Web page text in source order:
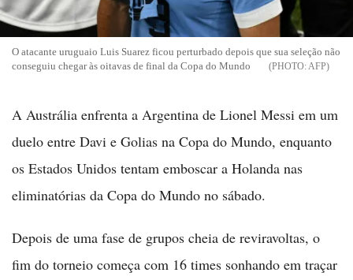
O atacante uruguaio Luis Suarez ficou perturbado depois que sua seleção não
conseguiu chegar às oitavas de final da Copa do Mundo
AFP
A Austrália enfrenta a Argentina de Lionel Messi em um
duelo entre Davi e Golias na Copa do Mundo, enquanto
os Estados Unidos tentam emboscar a Holanda nas
eliminatórias da Copa do Mundo no sábado.
Depois de uma fase de grupos cheia de reviravoltas, o
fim do torneio começa com 16 times sonhando em traçar